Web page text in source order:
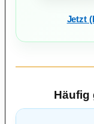
Jetzt
Häufig